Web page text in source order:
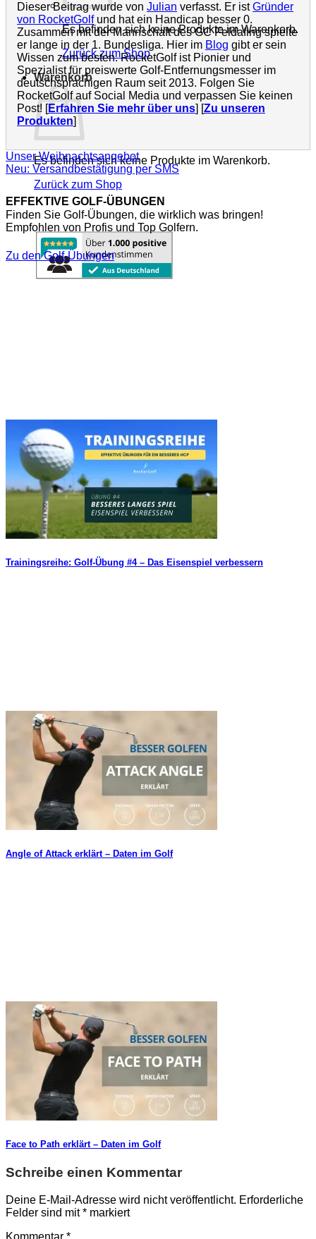
Es befinden sich keine Produkte im Warenkorb.
Zurück zum Shop
Warenkorb
Es befinden sich keine Produkte im Warenkorb.
Zurück zum Shop
Dieser Beitrag wurde von Julian verfasst. Er istGründer
von RocketGolfund hat ein Handicap besser 0.
Zusammen mit der Mannschaft des GC Feldafing spielte
er lange in der 1. Bundesliga. Hier im Blog gibt er sein
Wissen zum besten. RocketGolf ist Pionier und
Spezialist für preiswerte Golf-Entfernungsmesser im
deutschsprachigen Raum seit 2013. Folgen Sie
RocketGolf auf Social Media und verpassen Sie keinen
Post! [Erfahren Sie mehr über uns] [Zu unseren
Produkten]
Unser Weihnachtsangebot
Neu: Versandbestätigung per SMS
EFFEKTIVE GOLF-ÜBUNGEN
Finden Sie Golf-Übungen, die wirklich was bringen!
Empfohlen von Profis und Top Golfern.
Zu den Golf-Übungen
Trainingsreihe: Golf-Übung #4 – Das Eisenspiel verbessern
Angle of Attack erklärt – Daten im Golf
Face to Path erklärt – Daten im Golf
Schreibe einen Kommentar
Deine E-Mail-Adresse wird nicht veröffentlicht. Erforderliche
Felder sind mit* markiert
Kommentar *